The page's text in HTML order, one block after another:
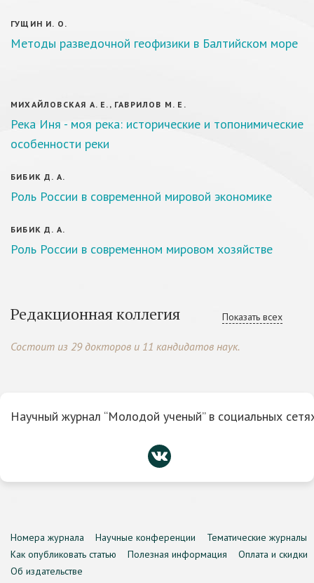
ГУЩИН И. О.
Методы разведочной геофизики в Балтийском море
МИХАЙЛОВСКАЯ А. Е., ГАВРИЛОВ М. Е.
Река Иня - моя река: исторические и топонимические
особенности реки
БИБИК Д. А.
Роль России в современной мировой экономике
БИБИК Д. А.
Роль России в современном мировом хозяйстве
Показать всех
Редакционная коллегия
Состоит из 29 докторов и 11 кандидатов наук.
Научный журнал “Молодой ученый” в социальных
Номера журнала Научные конференции
Тематические журналы
Как опубликовать статью
Полезная информация
Оплата и скидки
Об издательстве